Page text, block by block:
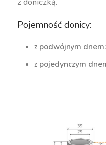
Pojemność donicy:
z podwójnym dnem:
z pojedynczym